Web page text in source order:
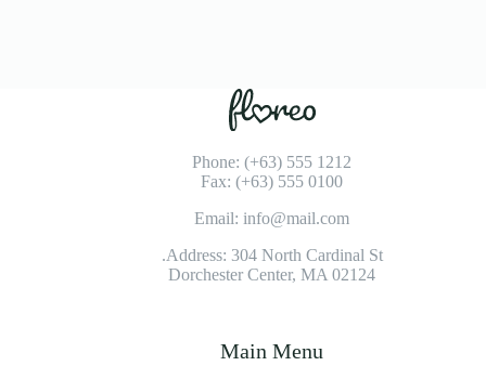
Phone: (+63) 555 1212
Fax: (+63) 555 0100
Email: info@mail.com
Address: 304 North Cardinal St.
Dorchester Center, MA 02124
Main Menu